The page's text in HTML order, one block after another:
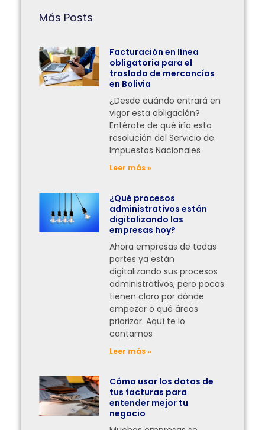
Más Posts
Facturación en línea
obligatoria para el
traslado de mercancías
en Bolivia
¿Desde cuándo entrará en
vigor esta obligación?
Entérate de qué iría esta
resolución del Servicio de
Impuestos Nacionales
Leer más »
¿Qué procesos
administrativos están
digitalizando las
empresas hoy?
Ahora empresas de todas
partes ya están
digitalizando sus procesos
administrativos, pero pocas
tienen claro por dónde
empezar o qué áreas
priorizar. Aquí te lo
contamos
Leer más »
Cómo usar los datos de
tus facturas para
entender mejor tu
negocio